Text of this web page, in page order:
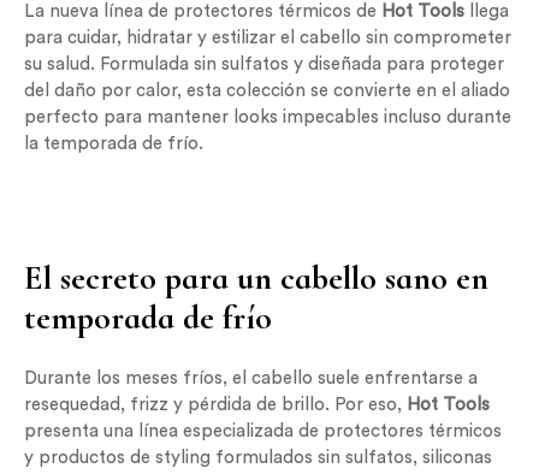
La nueva línea de protectores térmicos de Hot Tools llega
para cuidar, hidratar y estilizar el cabello sin comprometer
su salud. Formulada sin sulfatos y diseñada para proteger
del daño por calor, esta colección se convierte en el aliado
perfecto para mantener looks impecables incluso durante
la temporada de frío.
El secreto para un cabello sano en
temporada de frío
Durante los meses fríos, el cabello suele enfrentarse a
resequedad, frizz y pérdida de brillo. Por eso, Hot Tools
presenta una línea especializada de protectores térmicos
y productos de styling formulados sin sulfatos, siliconas